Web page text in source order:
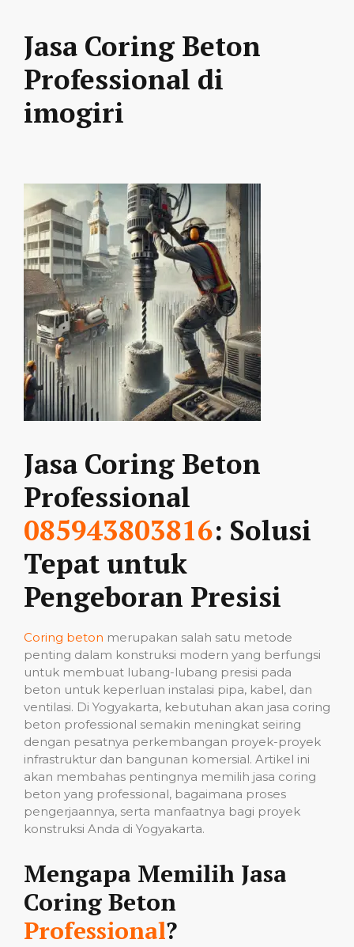
Jasa Coring Beton
Professional di
imogiri
Jasa Coring Beton
Professional
085943803816: Solusi
Tepat untuk
Pengeboran Presisi
Coring beton merupakan salah satu metode
penting dalam konstruksi modern yang berfungsi
untuk membuat lubang-lubang presisi pada
beton untuk keperluan instalasi pipa, kabel, dan
ventilasi. Di Yogyakarta, kebutuhan akan jasa coring
beton professional semakin meningkat seiring
dengan pesatnya perkembangan proyek-proyek
infrastruktur dan bangunan komersial. Artikel ini
akan membahas pentingnya memilih jasa coring
beton yang professional, bagaimana proses
pengerjaannya, serta manfaatnya bagi proyek
konstruksi Anda di Yogyakarta.
Mengapa Memilih Jasa
Coring Beton
Professional?